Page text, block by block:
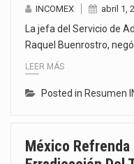
INCOMEX abril 1,
La jefa del Servicio de
Raquel Buenrostro,
LEER MÁS
Posted in Resumen
México Refrenda